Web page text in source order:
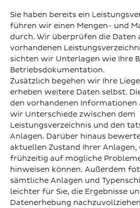
Sie haben bereits ein
führen wir einen Mengen- und
durch. Wir überprüfen die Daten
vorhandenen
sichten wir Unterlagen wie Ihre
Betriebsdokumentation.
Zusätzlich begehen wir Ihre
erheben weitere Daten selbst.
den vorhandenen Informationen
wir Unterschiede zwischen dem
Leistungsverzeichnis und den
Anlagen. Darüber hinaus
aktuellen Zustand Ihrer
frühzeitig auf mögliche
hinweisen können. Außerdem
sämtliche Anlagen und
leichter für Sie, die Ergebnisse
Datenerhebung